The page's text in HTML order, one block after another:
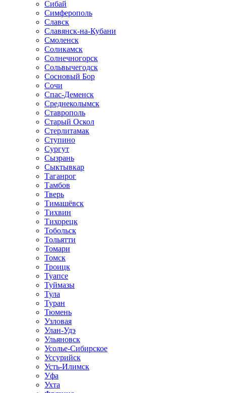
Сибай
Симферополь
Славск
Славянск-на-Кубани
Смоленск
Соликамск
Солнечногорск
Сольвычегодск
Сосновый Бор
Сочи
Спас-Деменск
Среднеколымск
Ставрополь
Старый Оскол
Стерлитамак
Ступино
Сургут
Сызрань
Сыктывкар
Таганрог
Тамбов
Тверь
Тимашёвск
Тихвин
Тихорецк
Тобольск
Тольятти
Томари
Томск
Троицк
Туапсе
Туймазы
Тула
Туран
Тюмень
Узловая
Улан-Удэ
Ульяновск
Усолье-Сибирское
Уссурийск
Усть-Илимск
Уфа
Ухта